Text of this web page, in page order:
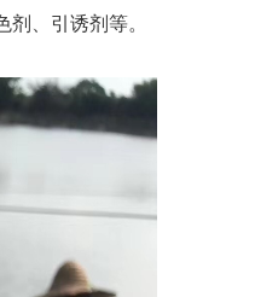
、引诱剂等。